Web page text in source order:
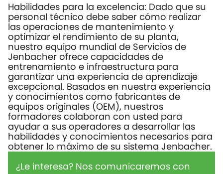
Habilidades para la excelencia: Dado que su
personal técnico debe saber cómo realizar
las operaciones de mantenimiento y
optimizar el rendimiento de su planta,
nuestro equipo mundial de Servicios de
Jenbacher ofrece capacidades de
entrenamiento e infraestructura para
garantizar una experiencia de aprendizaje
excepcional. Basados en nuestra experiencia
y conocimientos como fabricantes de
equipos originales (OEM), nuestros
formadores colaboran con usted para
ayudar a sus operadores a desarrollar las
habilidades y conocimientos necesarios para
obtener lo máximo de su sistema Jenbacher.
¿Le interesa? Nos comunicaremos con